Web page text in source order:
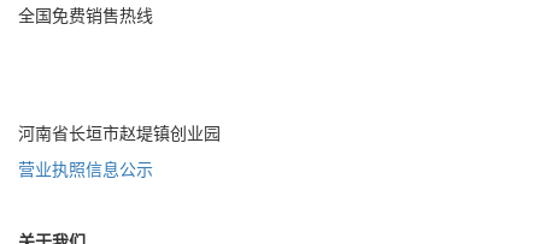
全国免费销售热线
河南省长垣市赵堤镇创业园
营业执照信息公示